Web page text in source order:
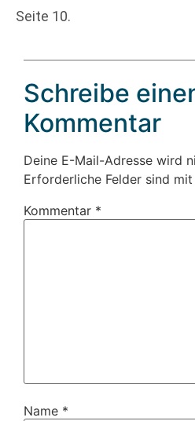
Seite 10.
Schreibe
Kommentar
Deine E-Mail-Adresse wird
Erforderliche Felder sind mit
Kommentar *
Name *